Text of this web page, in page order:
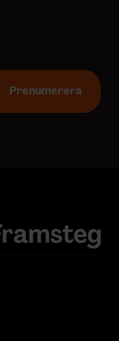
Prenumerera